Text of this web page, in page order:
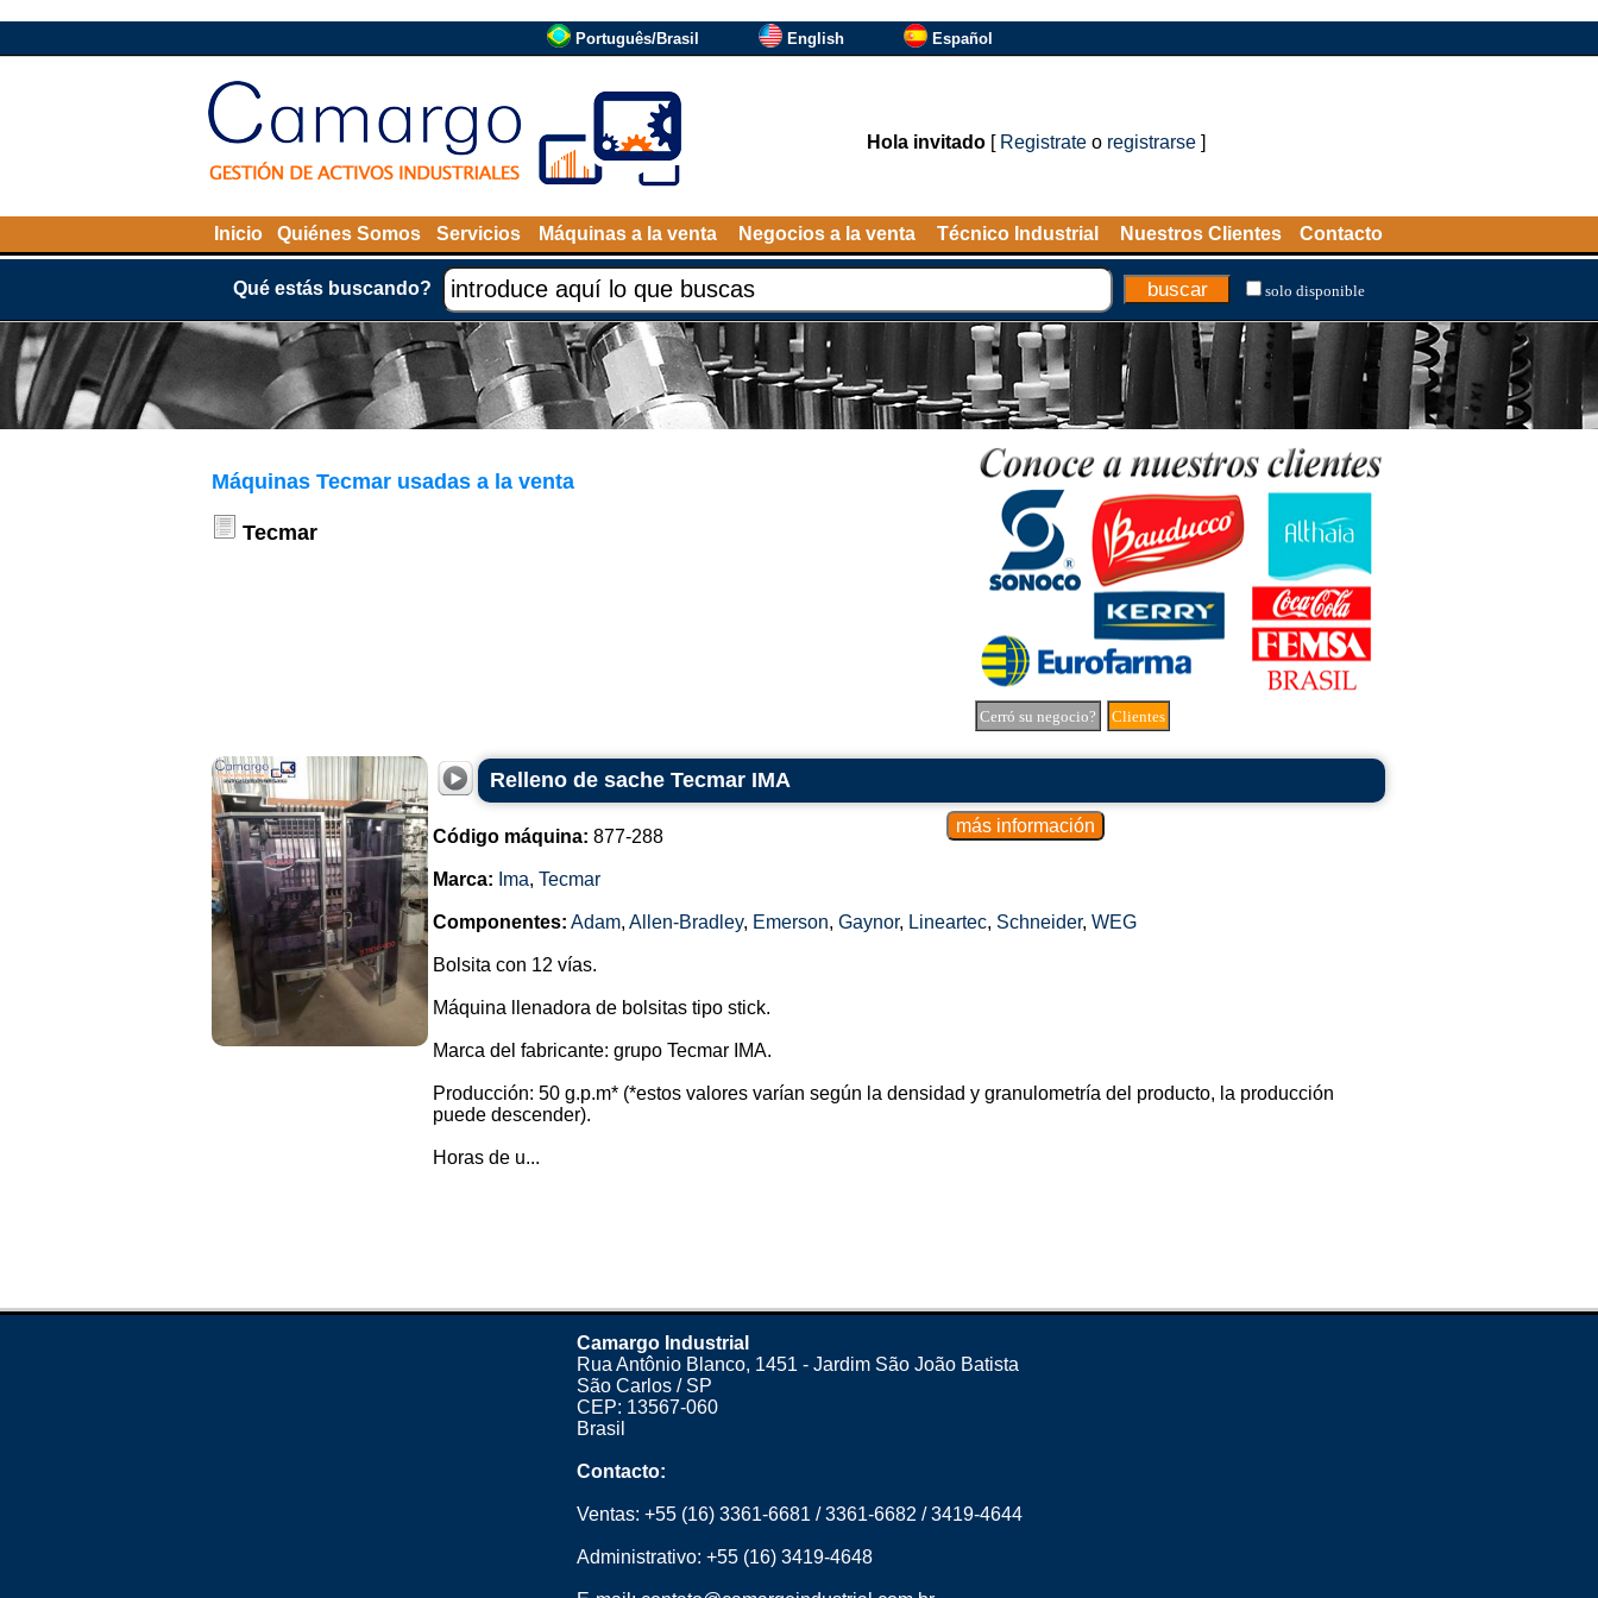
Português/Brasil English Español
Hola invitado[ Registrateo registrarse]
Inicio Quiénes Somos Servicios Máquinas a la venta Negocios a la venta Técnico Industrial Nuestros Clientes Contacto
Qué estás buscando? solo disponible
Máquinas Tecmar usadas a la venta
Tecmar
Cerró su negocio? Clientes
Relleno de sache Tecmar IMA
Código máquina: 877-288
Marca: Ima, Tecmar
Componentes: Adam, Allen-Bradley, Emerson, Gaynor, Lineartec, Schneider, WEG
Bolsita con 12 vías.
Máquina llenadora de bolsitas tipo stick.
Marca del fabricante: grupo Tecmar IMA.
Producción: 50 g.p.m* (*estos valores varían según la densidad y granulometría del producto, la producción
puede descender).
Horas de u...
Camargo Industrial
Rua Antônio Blanco, 1451 - Jardim São João Batista
São Carlos / SP
CEP: 13567-060
Brasil
Contacto:
Ventas: +55 (16) 3361-6681 /3361-6682 /3419-4644
Administrativo: +55 (16) 3419-4648